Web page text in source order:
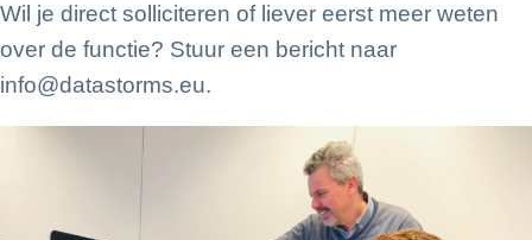
Wil je direct solliciteren of liever eerst meer weten
over de functie? Stuur een bericht naar
info@datastorms.eu.